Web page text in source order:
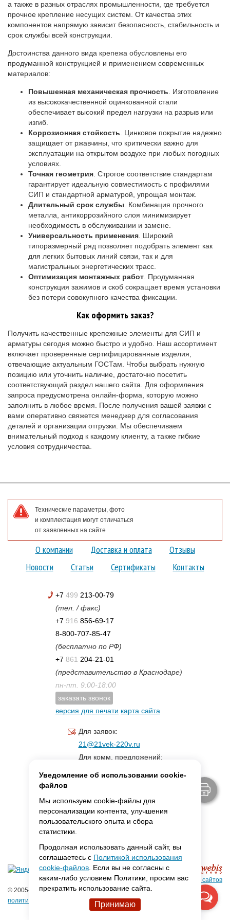
а также в разных отраслях промышленности, где требуется
прочное крепление несущих систем. От качества этих
компонентов напрямую зависит безопасность, стабильность и
срок службы всей конструкции.
Достоинства данного вида крепежа обусловлены его
продуманной конструкцией и применением современных
материалов:
Повышенная механическая прочность . Изготовление
из высококачественной оцинкованной стали
обеспечивает высокий предел нагрузки на разрыв или
изгиб.
Коррозионная стойкость . Цинковое покрытие надежно
защищает от ржавчины, что критически важно для
эксплуатации на открытом воздухе при любых погодных
условиях.
Точная геометрия . Строгое соответствие стандартам
гарантирует идеальную совместимость с профилями
СИП и стандартной арматурой, упрощая монтаж.
Длительный срок службы . Комбинация прочного
металла, антикоррозийного слоя минимизирует
необходимость в обслуживании и замене.
Универсальность применения . Широкий
типоразмерный ряд позволяет подобрать элемент как
для легких бытовых линий связи, так и для
магистральных энергетических трасс.
Оптимизация монтажных работ . Продуманная
конструкция зажимов и скоб сокращает время установки
без потери совокупного качества фиксации.
Как оформить заказ?
Получить качественные крепежные элементы для СИП и
арматуры сегодня можно быстро и удобно. Наш ассортимент
включает проверенные сертифицированные изделия,
отвечающие актуальным ГОСТам. Чтобы выбрать нужную
позицию или уточнить наличие, достаточно посетить
соответствующий раздел нашего сайта. Для оформления
запроса предусмотрена онлайн-форма, которую можно
заполнить в любое время. После получения вашей заявки с
вами оперативно свяжется менеджер для согласования
деталей и организации отгрузки. Мы обеспечиваем
внимательный подход к каждому клиенту, а также гибкие
условия сотрудничества.
Технические параметры, фото
и комплектация могут отличаться
от заявленных на сайте
О компании Доставка и оплата
Отзывы
Новости
Статьи Сертификаты Контакты
+7 499 213-00-79
(тел. / факс)
+7 916 856-69-17
8-800-707-85-47
(бесплатно по РФ)
+7 861 204-21-01
(представительство в Краснодаре)
пн-пт. 9:00-18:00
заказать звонок
версия для печати карта сайта
Для заявок:
21@21vek-220v.ru
Для комм. предложений:
© 2005-2026 ООО «Фарадей»
политика конфиденциальности
Создание сайтов
Уведомление об использовании cookie-
файлов
Мы используем cookie-файлы для
персонализации контента, улучшения
пользовательского опыта и сбора
статистики.
Продолжая использовать данный сайт, вы
соглашаетесь с Политикой использования
cookie-файлов . Если вы не согласны с
каким-либо условием Политики, просим вас
прекратить использование сайта.
Принимаю